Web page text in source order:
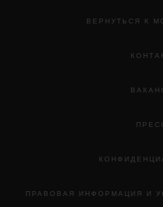
ВЕРНУТЬСЯ К
ПРАВОВАЯ ИНФОРМАЦИЯ И